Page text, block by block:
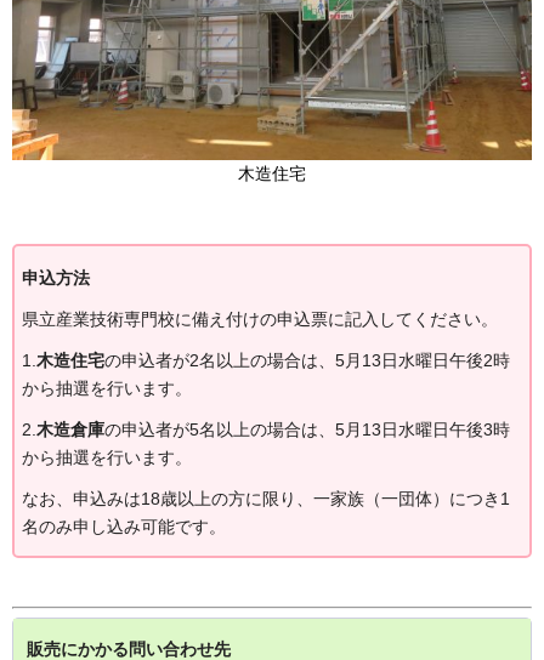
木造住宅
申込方法
県立産業技術専門校に備え付けの申込票に記入してください。
1. 木造住宅の申込者が2名以上の場合は、5月13日水曜日午後2時
から抽選を行います。
2.木造倉庫の申込者が5名以上の場合は、5月13日水曜日午後3時
から抽選を行います。
なお、申込みは18歳以上の方に限り、一家族（一団体）につき1
名のみ申し込み可能です。
販売にかかる問い合わせ先